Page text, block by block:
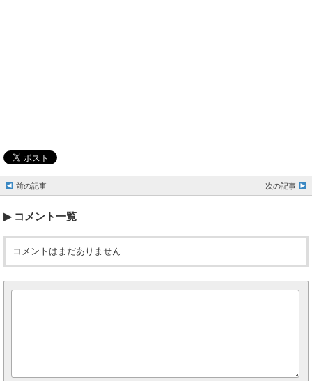
前の記事 次の記事
コメント一覧
コメントはまだありません